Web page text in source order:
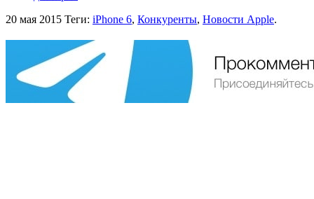
20 мая 2015 Теги: iPhone 6, Конкуренты, Новости Apple.